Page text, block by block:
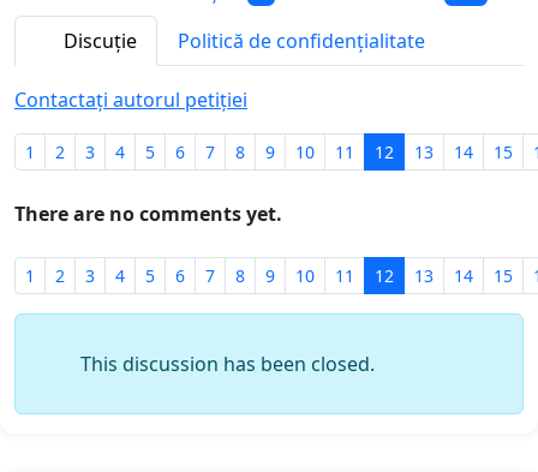
Discuție Politică de confidențialitate
Contactați autorul petiției
1 2 3 4 5 6 7 8 9 10 11 12 13 14 15
There are no comments yet.
1 2 3 4 5 6 7 8 9 10 11 12 13 14 15
This discussion has been closed.